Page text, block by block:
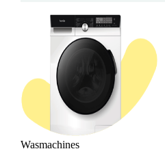
Wasmachines